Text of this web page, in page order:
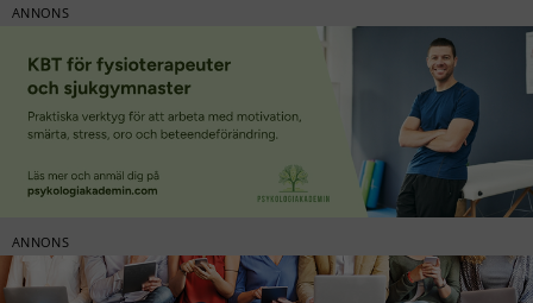
ANNONS
ANNONS